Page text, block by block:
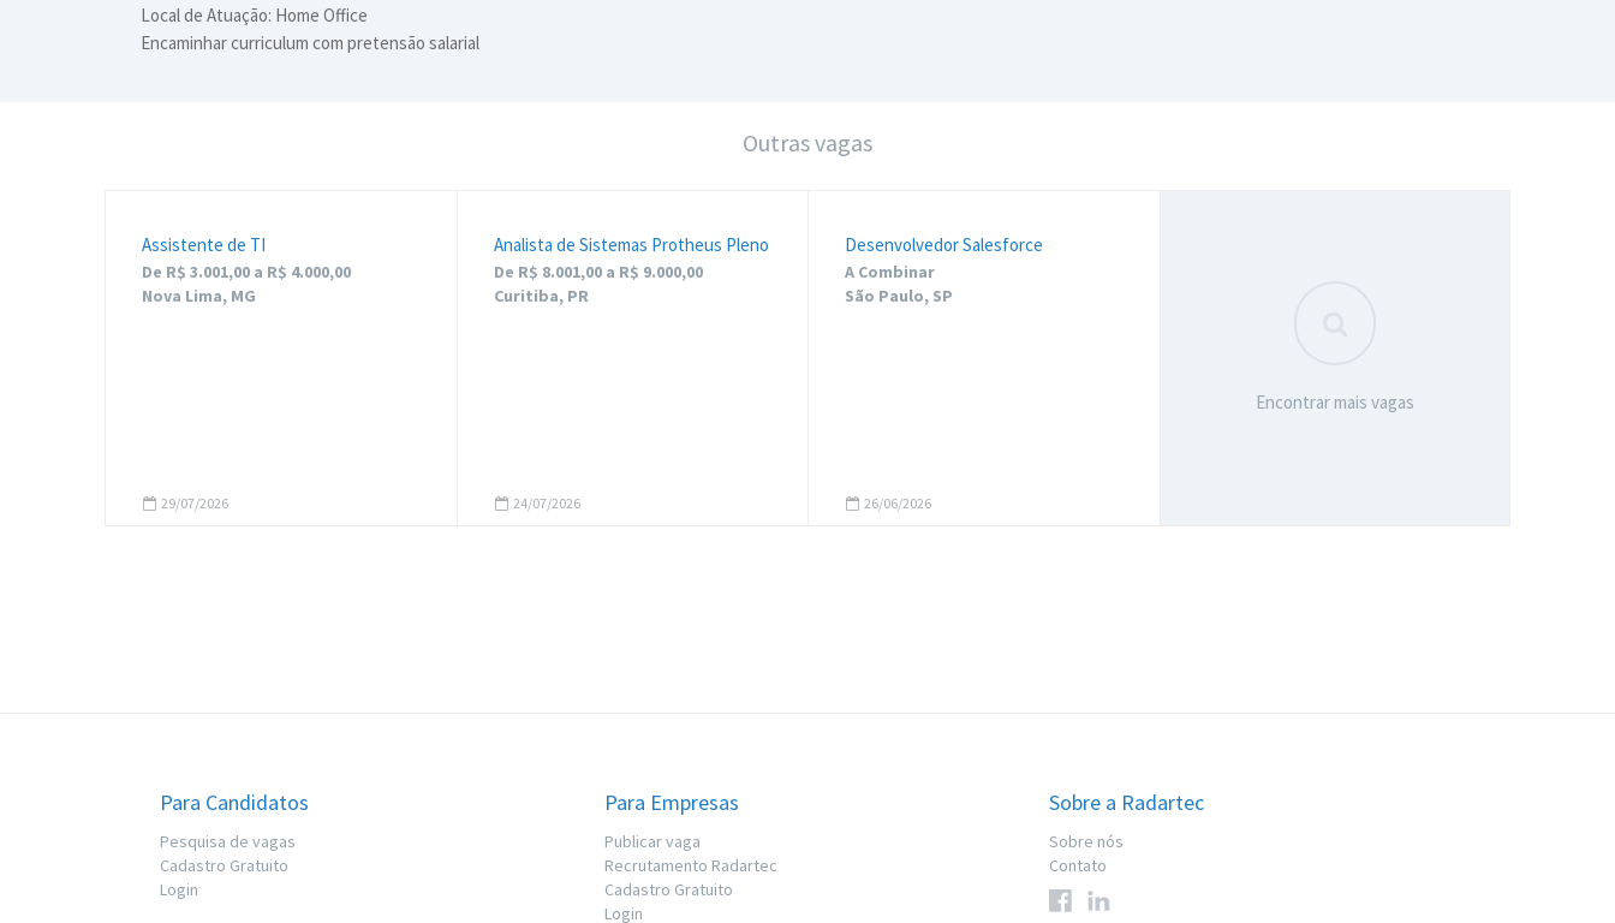
Local de Atuação: Home Office
Encaminhar curriculum com pretensão salarial
Outras vagas
Assistente de TI
De R$ 3.001,00 a R$ 4.000,00
Nova Lima, MG
29/07/2026
Analista de Sistemas Protheus Pleno
De R$ 8.001,00 a R$ 9.000,00
Curitiba, PR
24/07/2026
Desenvolvedor Salesforce
A Combinar
São Paulo, SP
26/06/2026
Encontrar mais vagas
Para Candidatos
Pesquisa de vagas
Cadastro Gratuito
Login
Para Empresas
Publicar vaga
Recrutamento Radartec
Cadastro Gratuito
Login
Sobre a Radartec
Sobre nós
Contato